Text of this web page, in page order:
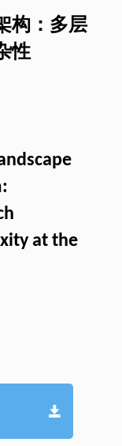
构：多层
性
at the